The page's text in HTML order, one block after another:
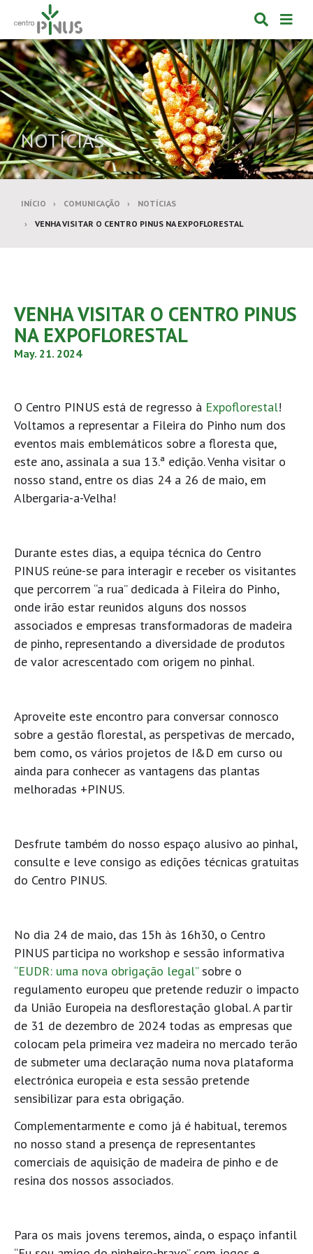
Alternar
de
de
NOTÍCIAS
INÍCIO COMUNICAÇÃO
NOTÍCIAS
VENHA VISITAR O CENTRO PINUS NA EXPOFLORESTAL
VENHA VISITAR O CENTRO PINUS
NA EXPOFLORESTAL
May. 21. 2024
O Centro PINUS está de regresso à Expoflorestal!
Voltamos a representar a Fileira do Pinho num dos
eventos mais emblemáticos sobre a floresta que,
este ano, assinala a sua 13.ª edição. Venha visitar o
nosso stand, entre os dias 24 a 26 de maio, em
Albergaria-a-Velha!
Durante estes dias, a equipa técnica do Centro
PINUS reúne-se para interagir e receber os visitantes
que percorrem “a rua” dedicada à Fileira do Pinho,
onde irão estar reunidos alguns dos nossos
associados e empresas transformadoras de madeira
de pinho, representando a diversidade de produtos
de valor acrescentado com origem no pinhal.
Aproveite este encontro para conversar connosco
sobre a gestão florestal, as perspetivas de mercado,
bem como, os vários projetos de I&D em curso ou
ainda para conhecer as vantagens das plantas
melhoradas +PINUS.
Desfrute também do nosso espaço alusivo ao pinhal,
consulte e leve consigo as edições técnicas gratuitas
do Centro PINUS.
No dia 24 de maio, das 15h às 16h30, o Centro
PINUS participa no workshop e sessão informativa
“EUDR: uma nova obrigação legal”sobre o
regulamento europeu que pretende reduzir o impacto
da União Europeia na desflorestação global. A partir
de 31 de dezembro de 2024 todas as empresas que
colocam pela primeira vez madeira no mercado terão
de submeter uma declaração numa nova plataforma
electrónica europeia e esta sessão pretende
sensibilizar para esta obrigação.
Complementarmente e como já é habitual, teremos
no nosso stand a presença de representantes
comerciais de aquisição de madeira de pinho e de
resina dos nossos associados.
Para os mais jovens teremos, ainda, o espaço infantil